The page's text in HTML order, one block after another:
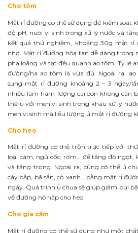
Cho tôm
Mật rỉ đường có thể sử dụng để kiểm soát
độ pH, nuôi vi sinh trong xử lý nước và
kết quả thử nghiệm, khoảng 30g mật rỉ
nitơ. Mật rỉ đường hòa tan dễ dàng trong
pha loãng và tạt đều quanh ao tôm. Tỷ lệ
đường/ha ao tôm là vừa đủ. Ngoài ra,
sung mật rỉ đường khoảng 2 – 3 ngày/
nhiều làm hàm lượng carbon không cân
thể ủ với men vi sinh trong khâu xử lý
men vi sinh mà liều lượng ủ mật rỉ đường
Cho heo
Mật rỉ đường có thể trộn trực tiếp với
loại cám, ngũ cốc, rơm… để tăng độ ngọt,
và tăng trọng. Ngoài ra, cũng có thể ủ
cây bắp, bã sắn, cỏ xanh… bằng mật rỉ
ngày. Quá trình ủ chua sẽ giúp giảm bụi
về đường hô hấp cho heo.
Cho gia cầm
Mật rỉ đường có thể sử dụng như một